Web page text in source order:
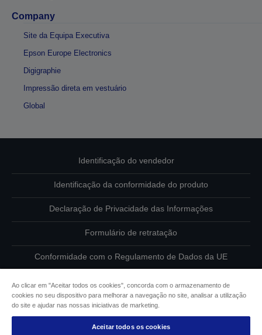
Company
Site da Equipa Executiva
Epson Europe Electronics
Digigraphie
Impressão direta em vestuário
Global
Identificação do vendedor
Identificação da conformidade do produto
Declaração de Privacidade das Informações
Formulário de retratação
Conformidade com o Regulamento de Dados da UE
Informações sobre cookies
Compromisso da Epson para com a acessibilidade
Ao clicar em "Aceitar todos os cookies", concorda com o armazenamento de
cookies no seu dispositivo para melhorar a navegação no site, analisar a utilização
do site e ajudar nas nossas iniciativas de marketing.
Aceitar todos os cookies